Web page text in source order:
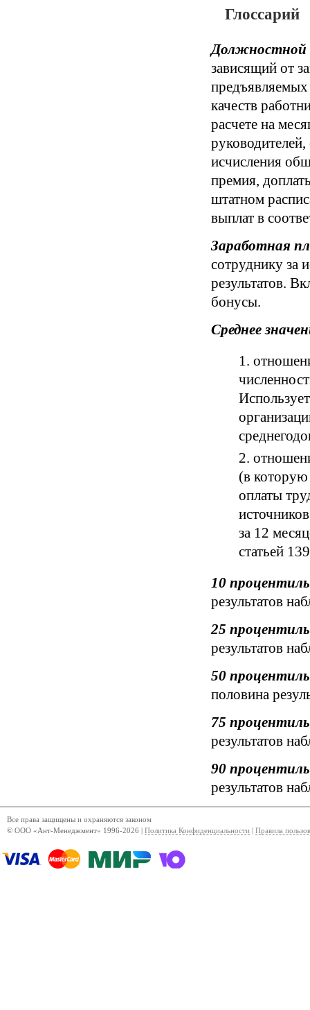
Глоссарий
Должностной
зависящий от
качеств
расчете на
исчисления
премия,
штатном
выплат в
Заработная
сотруднику за
результатов.
бонусы.
Среднее
(в
оплаты
за 12
статьей
10 процентиль
результатов
25 процентиль
результатов
50
половина
75 процентиль
результатов
90 процентиль
результатов
Все права защищены и охраняются законом
© ООО «Ант-Менеджмент» 1996-2026 | Политика Конфиденциальности Правила